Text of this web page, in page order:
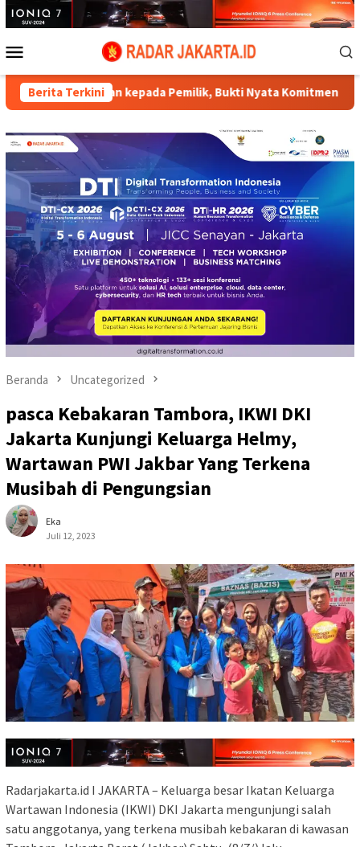
Loncat
ke
Mobile
Berita Terkini
kepada Pemilik, Bukti Nyata Komitmen Polri Presisi Layani
Beranda Uncategorized
pasca Kebakaran Tambora, IKWI DKI
Jakarta Kunjungi Keluarga Helmy,
Wartawan PWI Jakbar Yang Terkena
Musibah di Pengungsian
Eka
Juli 12, 2023
Radarjakarta.id I JAKARTA – Keluarga besar Ikatan Keluarga
Wartawan Indonesia (IKWI) DKI Jakarta mengunjungi salah
satu anggotanya, yang terkena musibah kebakaran di kawasan